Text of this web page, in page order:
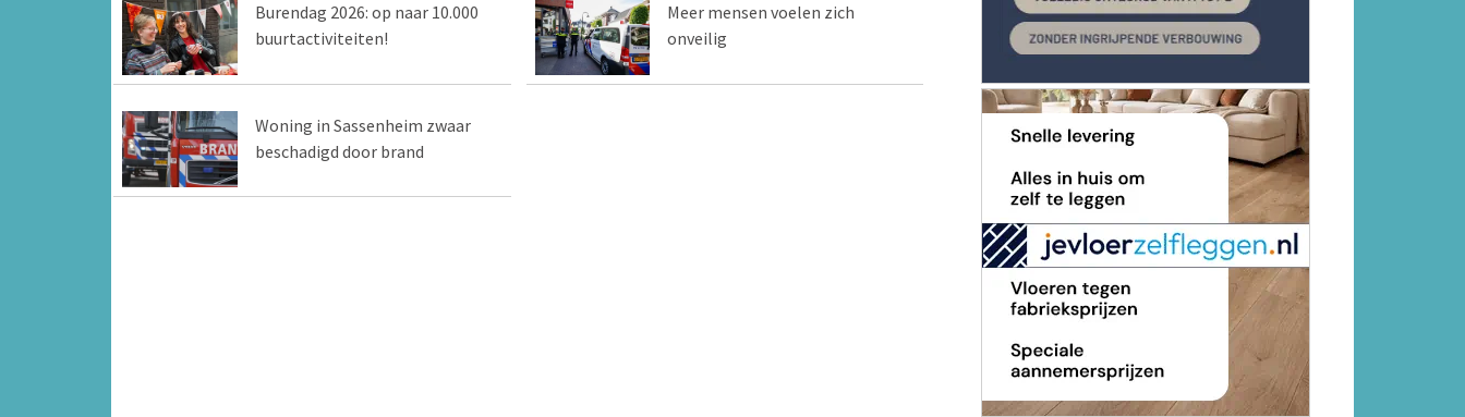
Burendag 2026: op naar 10.000
buurtactiviteiten!
Meer mensen voelen zich
onveilig
Woning in Sassenheim zwaar
beschadigd door brand